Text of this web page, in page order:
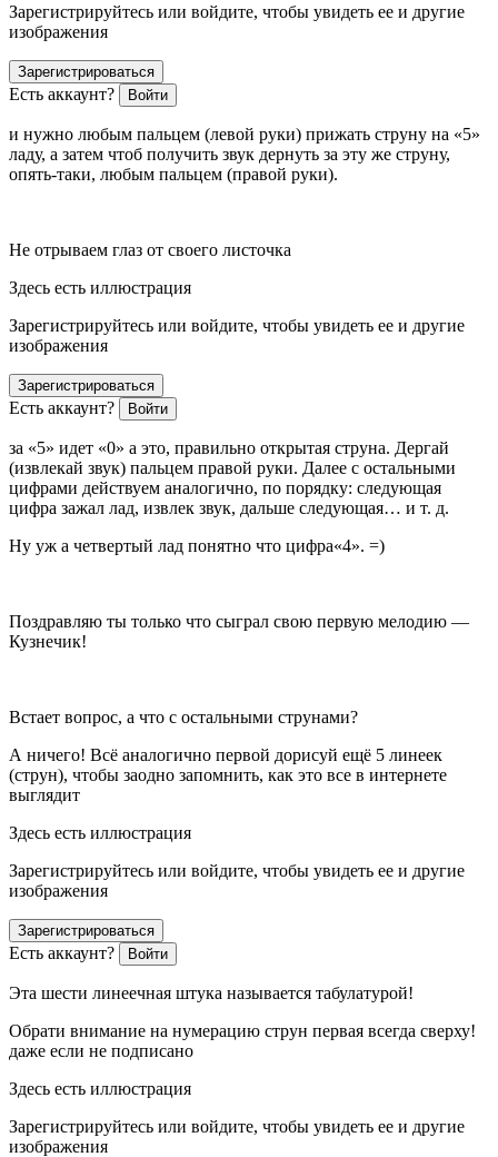
Зарегистрируйтесь или войдите, чтобы увидеть ее и другие
изображения
Зарегистрироваться
Есть аккаунт? Войти
и нужно любым пальцем (левой руки) прижать струну на «5»
ладу, а затем чтоб получить звук дернуть за эту же струну,
опять-таки, любым пальцем (правой руки).
Не отрываем глаз от своего листочка
Здесь есть иллюстрация
Зарегистрируйтесь или войдите, чтобы увидеть ее и другие
изображения
Зарегистрироваться
Есть аккаунт? Войти
за «5» идет «0» а это, правильно открытая струна. Дергай
(извлекай звук) пальцем правой руки. Далее с остальными
цифрами действуем аналогично, по порядку: следующая
цифра зажал лад, извлек звук, дальше следующая… и т. д.
Ну уж а четвертый лад понятно что цифра«4». =)
Поздравляю ты только что сыграл свою первую мелодию —
Кузнечик!
Встает вопрос, а что с остальными струнами?
А ничего! Всё аналогично первой дорисуй ещё 5 линеек
(струн), чтобы заодно запомнить, как это все в интернете
выглядит
Здесь есть иллюстрация
Зарегистрируйтесь или войдите, чтобы увидеть ее и другие
изображения
Зарегистрироваться
Есть аккаунт? Войти
Эта шести линеечная штука называется табулатурой!
Обрати внимание на нумерацию струн первая всегда сверху!
даже если не подписано
Здесь есть иллюстрация
Зарегистрируйтесь или войдите, чтобы увидеть ее и другие
изображения